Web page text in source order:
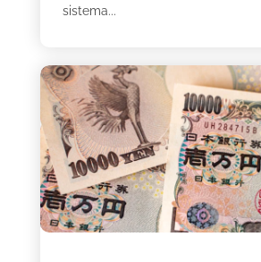
sistema...